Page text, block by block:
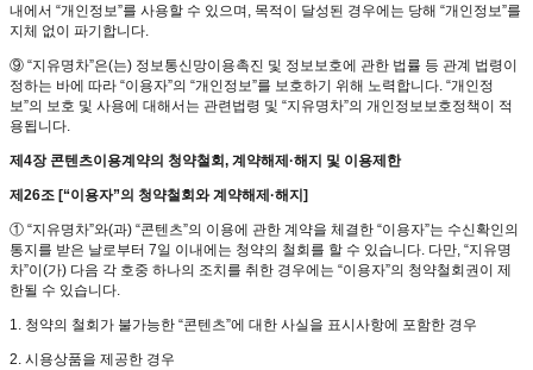
내에서 “개인정보”를 사용할 수 있으며, 목적이 달성된 경우에는 당해 “개인정보”를
지체 없이 파기합니다.
⑨ “지유명차”은(는) 정보통신망이용촉진 및 정보보호에 관한 법률 등 관계 법령이
정하는 바에 따라 “이용자”의 “개인정보”를 보호하기 위해 노력합니다. “개인정
보”의 보호 및 사용에 대해서는 관련법령 및 “지유명차”의 개인정보보호정책이 적
용됩니다.
제4장 콘텐츠이용계약의 청약철회, 계약해제·해지 및 이용제한
제26조 [“이용자”의 청약철회와 계약해제·해지]
① “지유명차”와(과) “콘텐츠”의 이용에 관한 계약을 체결한 “이용자”는 수신확인의
통지를 받은 날로부터 7일 이내에는 청약의 철회를 할 수 있습니다. 다만, “지유명
차”이(가) 다음 각 호중 하나의 조치를 취한 경우에는 “이용자”의 청약철회권이 제
한될 수 있습니다.
1. 청약의 철회가 불가능한 “콘텐츠”에 대한 사실을 표시사항에 포함한 경우
2. 시용상품을 제공한 경우